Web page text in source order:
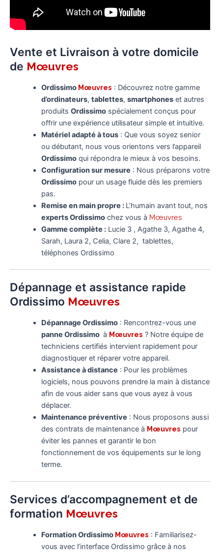
Vente et Livraison à votre domicile
de Mœuvres
Ordissimo Mœuvres : Découvrez notre gamme
d’ordinateurs, tablettes, smartphoneset autres
produits Ordissimospécialement conçus pour
offrir une expérience utilisateur simple et intuitive.
Matériel adapté à tous: Que vous soyez senior
ou débutant, nous vous orientons vers l’appareil
Ordissimoqui répondra le mieux à vos besoins.
Configuration sur mesure : Nous préparons votre
Ordissimopour un usage fluide dès les premiers
pas.
Remise en main propre : L’humain avant tout, nos
experts Ordissimochez vous à Mœuvres
Gamme complète :Lucie 3 , Agathe 3, Agathe 4,
Sarah, Laura 2, Celia, Clare 2, tablettes,
téléphones Ordissimo
Dépannage et assistance rapide
Ordissimo Mœuvres
Dépannage Ordissimo: Rencontrez-vous une
panne Ordissimoà Mœuvres ? Notre équipe de
techniciens certifiés intervient rapidement pour
diagnostiquer et réparer votre appareil.
Assistance à distance : Pour les problèmes
logiciels, nous pouvons prendre la main à distance
afin de vous aider sans que vous ayez à vous
déplacer.
Maintenance préventive : Nous proposons aussi
des contrats de maintenance à Mœuvres pour
éviter les pannes et garantir le bon
fonctionnement de vos équipements sur le long
terme.
Services d’accompagnement et de
formation Mœuvres
Formation Ordissimo Mœuvres : Familiarisez-
vous avec l’interface Ordissimo grâce à nos